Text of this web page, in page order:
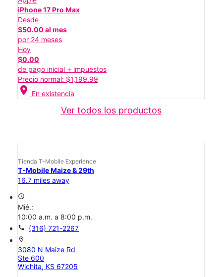
iPhone 17 Pro Max
Desde
$50.00 al mes
por 24 meses
Hoy
$0.00
de pago inicial + impuestos
Precio normal: $1,199.99
location_on En existencia
Ver todos los productos
Tienda T-Mobile Experience
T-Mobile Maize & 29th
16.7 miles away
access_time
Mié.:
10:00 a.m. a 8:00 p.m.
call (316) 721-2267
location_on
3080 N Maize Rd
Ste 600
Wichita, KS 67205